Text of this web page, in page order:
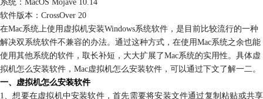
软件版本：CrossOver 20
在Mac系统上使用虚拟机安装Windows系统软件，是目前比较流行的一种
解决双系统软件不兼容的办法。通过这种方式，在使用Mac系统之余也能
使用其他系统的软件，取长补短，大大扩展了Mac系统的实用性。具体虚
拟机怎么安装软件，Mac虚拟机怎么安装软件，可以通过下文了解一二。
一、虚拟机怎么安装软件
1、想要在虚拟机中安装软件，首先需要将安装文件通过复制粘贴或共享